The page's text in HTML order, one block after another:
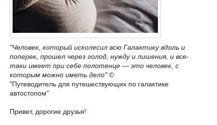
"Человек, который исколесил всю Галактику вдоль и
поперек, прошел через голод, нужду и лишения, и все-
таки имеет при себе полотенце — это человек, с
которым можно иметь дело" ©
"Путеводитель для путешествующих по галактике
автостопом"
Привет, дорогие друзья!